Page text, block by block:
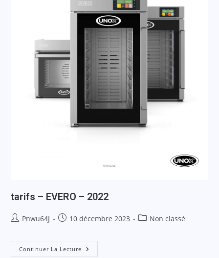
tarifs – EVERO – 2022
Pnwu64J 10 décembre 2023 Non classé
Continuer La Lecture